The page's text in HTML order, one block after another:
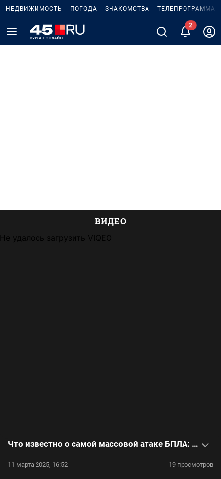
НЕДВИЖИМОСТЬ ПОГОДА ЗНАКОМСТВА ТЕЛЕПРОГРАММА
ВИДЕО
Не удалось загрузить VIQEO
Что известно о самой массовой атаке БПЛА: видео
11 марта 2025, 16:52 19 просмотров